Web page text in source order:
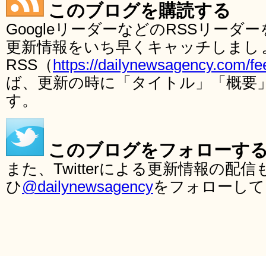
このブログを購読する
GoogleリーダーなどのRSSリーダ
更新情報をいち早くキャッチしま
RSS（ https://dailynewsagency.com/
ば、更新の時に「タイトル」「概要
す。
このブログをフォローす
また、Twitterによる更新情報の配
ひ@dailynewsagencyをフォローし